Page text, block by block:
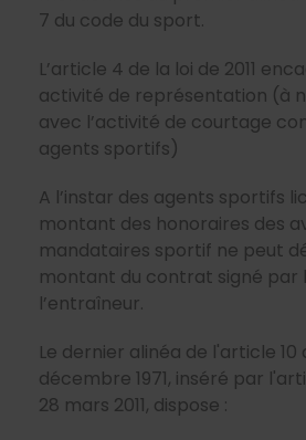
7 du code du sport.
L’article 4 de la loi de 2011
activité de représentation (à
avec l’activité de courtage
agents sportifs)
A l’instar des agents sportifs
montant des honoraires des
mandataires sportif ne peut
montant du contrat signé par
l’entraîneur.
Le dernier alinéa de l'article 10
décembre 1971, inséré par
28 mars 2011, dispose :